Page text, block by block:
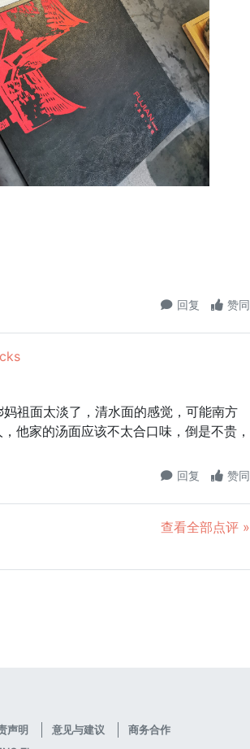
回复 赞同
祖面太淡了，清水面的感觉，可能南方
他家的汤面应该不太合口味，倒是不贵，
回复 赞同
查看全部点评 »
声明 意见与建议
商务合作